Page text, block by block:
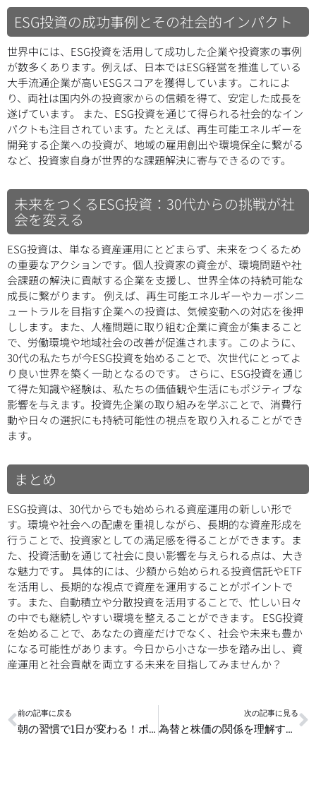
ESG投資の成功事例とその社会的インパクト
世界中には、ESG投資を活用して成功した企業や投資家の事例
が数多くあります。例えば、日本ではESG経営を推進している
大手流通企業が高いESGスコアを獲得しています。これによ
り、両社は国内外の投資家からの信頼を得て、安定した成長を
遂げています。 また、ESG投資を通じて得られる社会的なイン
パクトも注目されています。たとえば、再生可能エネルギーを
開発する企業への投資が、地域の雇用創出や環境保全に繋がる
など、投資家自身が世界的な課題解決に寄与できるのです。
未来をつくるESG投資：30代からの挑戦が社
会を変える
ESG投資は、単なる資産運用にとどまらず、未来をつくるため
の重要なアクションです。個人投資家の資金が、環境問題や社
会課題の解決に貢献する企業を支援し、世界全体の持続可能な
成長に繋がります。 例えば、再生可能エネルギーやカーボンニ
ュートラルを目指す企業への投資は、気候変動への対応を後押
しします。また、人権問題に取り組む企業に資金が集まること
で、労働環境や地域社会の改善が促進されます。このように、
30代の私たちが今ESG投資を始めることで、次世代にとってよ
り良い世界を築く一助となるのです。 さらに、ESG投資を通じ
て得た知識や経験は、私たちの価値観や生活にもポジティブな
影響を与えます。投資先企業の取り組みを学ぶことで、消費行
動や日々の選択にも持続可能性の視点を取り入れることができ
ます。
まとめ
ESG投資は、30代からでも始められる資産運用の新しい形で
す。環境や社会への配慮を重視しながら、長期的な資産形成を
行うことで、投資家としての満足感を得ることができます。ま
た、投資活動を通じて社会に良い影響を与えられる点は、大き
な魅力です。 具体的には、少額から始められる投資信託やETF
を活用し、長期的な視点で資産を運用することがポイントで
す。また、自動積立や分散投資を活用することで、忙しい日々
の中でも継続しやすい環境を整えることができます。 ESG投資
を始めることで、あなたの資産だけでなく、社会や未来も豊か
になる可能性があります。今日から小さな一歩を踏み出し、資
産運用と社会貢献を両立する未来を目指してみませんか？
Prev
前の記事に戻る
朝の習慣で1日が変わる！ポジティブなモーニングルーティン術
次の記事に見る
為替と株価の関係を理解する: 初心者向け実践ガイド